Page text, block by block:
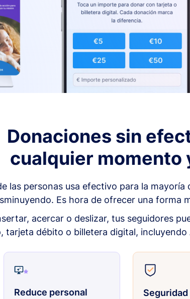
Donaciones sin
cualquier momento
las personas usa efectivo para la
Es hora de ofrecer una forma
acercar o deslizar, tus seguidores
tarjeta débito o billetera digital, incluyendo
Reduce personal
Seguridad